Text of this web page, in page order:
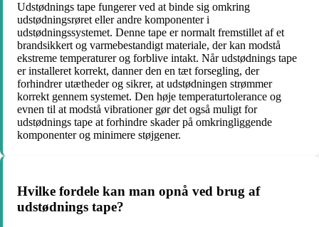
Udstødnings tape fungerer ved at binde sig omkring
udstødningsrøret eller andre komponenter i
udstødningssystemet. Denne tape er normalt fremstillet af et
brandsikkert og varmebestandigt materiale, der kan modstå
ekstreme temperaturer og forblive intakt. Når udstødnings tape
er installeret korrekt, danner den en tæt forsegling, der
forhindrer utætheder og sikrer, at udstødningen strømmer
korrekt gennem systemet. Den høje temperaturtolerance og
evnen til at modstå vibrationer gør det også muligt for
udstødnings tape at forhindre skader på omkringliggende
komponenter og minimere støjgener.
Hvilke fordele kan man opnå ved brug af
udstødnings tape?